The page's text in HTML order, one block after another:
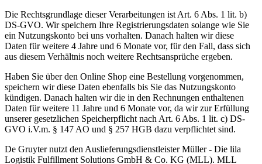
Die Rechtsgrundlage dieser Verarbeitungen ist Art. 6 Abs. 1 lit. b)
DS-GVO. Wir speichern Ihre Registrierungsdaten solange wie Sie
ein Nutzungskonto bei uns vorhalten. Danach halten wir diese
Daten für weitere 4 Jahre und 6 Monate vor, für den Fall, dass sich
aus diesem Verhältnis noch weitere Rechtsansprüche ergeben.
Haben Sie über den Online Shop eine Bestellung vorgenommen,
speichern wir diese Daten ebenfalls bis Sie das Nutzungskonto
kündigen. Danach halten wir die in den Rechnungen enthaltenen
Daten für weitere 11 Jahre und 6 Monate vor, da wir zur Erfüllung
unserer gesetzlichen Speicherpflicht nach Art. 6 Abs. 1 lit. c) DS-
GVO i.V.m. § 147 AO und § 257 HGB dazu verpflichtet sind.
De Gruyter nutzt den Auslieferungsdienstleister Müller - Die lila
Logistik Fulfillment Solutions GmbH & Co. KG (MLL). MLL